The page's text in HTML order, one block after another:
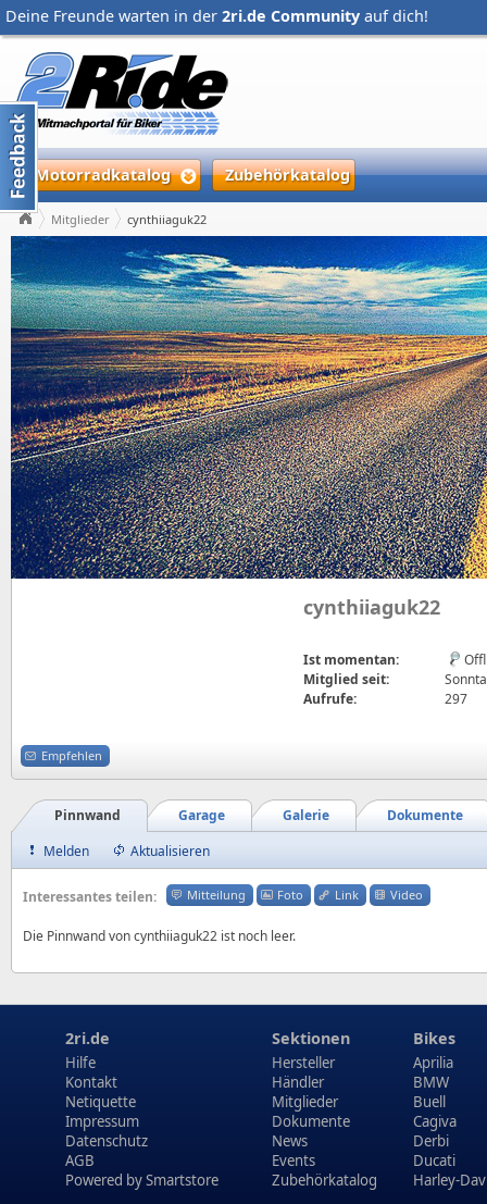
Deine Freunde warten in der 2ri.de Community auf dich!
Motorradkatalog Zubehörkatalog
Mitglieder cynthiiaguk22
cynthiiaguk22
Ist momentan:
Mitglied seit:
Aufrufe:
297
Empfehlen
Dokumente
Galerie
Garage
Pinnwand
Melden
Aktualisieren
Interessantes teilen: Mitteilung Foto Link Video
Die Pinnwand von cynthiiaguk22 ist noch leer.
2ri.de
Hilfe
Kontakt
Netiquette
Impressum
Datenschutz
AGB
Powered bySmartstore
Sektionen
Hersteller
Händler
Mitglieder
Dokumente
News
Events
Zubehörkatalog
Bikes
Aprilia
BMW
Buell
Cagiva
Derbi
Ducati
Harley-